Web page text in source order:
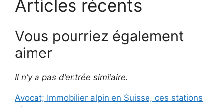
Articles récents
Vous pourriez également
aimer
Il n’y a pas d’entrée similaire.
Avocat; Immobilier alpin en Suisse, ces stations